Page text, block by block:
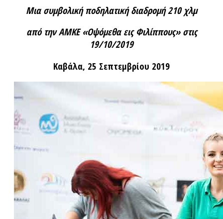
Μια συμβολική ποδηλατική διαδρομή 210 χλμ
από την ΑΜΚΕ «Οψόμεθα εις Φιλίππους» στις
19/10/2019
Καβάλα, 25 Σεπτεμβρίου 2019